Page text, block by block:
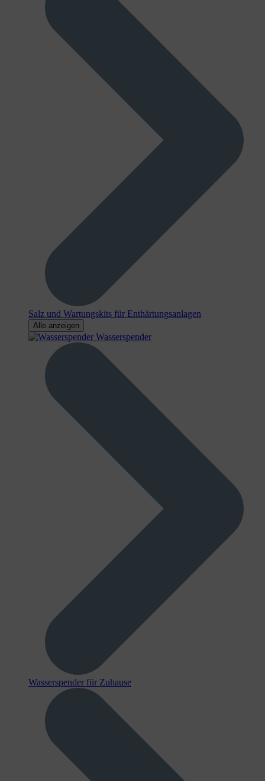
Salz und Wartungskits für Enthärtungsanlagen
Alle anzeigen
Wasserspender
Wasserspender für Zuhause